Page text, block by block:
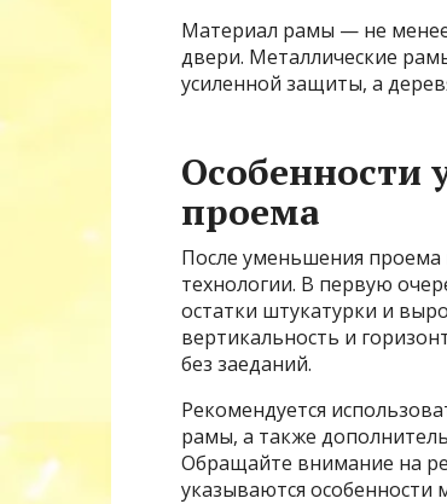
Материал рамы — не менее
двери. Металлические
усиленной защиты, а
Особенности
проема
После уменьшения проема
технологии. В первую
остатки штукатурки и
вертикальность и
без заеданий.
Рекомендуется
рамы, а также
Обращайте внимание на
указываются